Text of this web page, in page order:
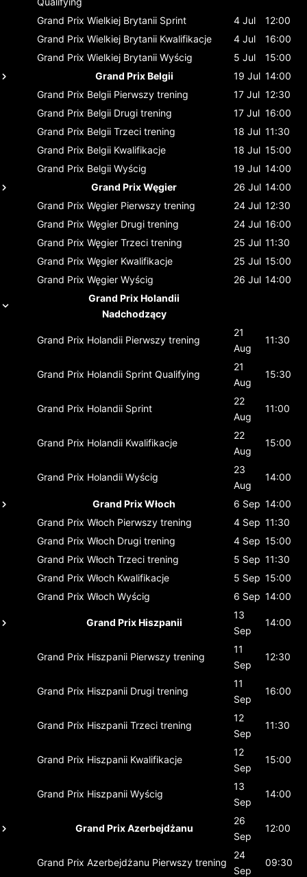
Grand Prix Wielkiej Brytanii Sprint 4 Jul
12:00
Grand Prix Wielkiej Brytanii Kwalifikacje 4 Jul
16:00
Grand Prix Wielkiej Brytanii Wyścig 5 Jul
15:00
Grand Prix Belgii
19 Jul 14:00
Grand Prix Belgii Pierwszy trening 17 Jul 12:30
Grand Prix Belgii Drugi trening 17 Jul 16:00
Grand Prix Belgii Trzeci trening 18 Jul 11:30
Grand Prix Belgii Kwalifikacje 18 Jul 15:00
Grand Prix Belgii Wyścig 19 Jul 14:00
Grand Prix Węgier
26 Jul 14:00
Grand Prix Węgier Pierwszy trening 24 Jul 12:30
Grand Prix Węgier Drugi trening 24 Jul 16:00
Grand Prix Węgier Trzeci trening 25 Jul 11:30
Grand Prix Węgier Kwalifikacje 25 Jul 15:00
Grand Prix Węgier Wyścig 26 Jul 14:00
Grand Prix Holandii
Nadchodzący
Grand Prix Holandii Pierwszy trening
21
Aug
11:30
Grand Prix Holandii Sprint Qualifying
21
Aug
15:30
Grand Prix Holandii Sprint
22
Aug
11:00
Grand Prix Holandii Kwalifikacje
22
Aug
15:00
Grand Prix Holandii Wyścig
23
Aug
14:00
Grand Prix Włoch 6 Sep 14:00
Grand Prix Włoch Pierwszy trening 4 Sep 11:30
Grand Prix Włoch Drugi trening 4 Sep 15:00
Grand Prix Włoch Trzeci trening 5 Sep 11:30
Grand Prix Włoch Kwalifikacje 5 Sep 15:00
Grand Prix Włoch Wyścig 6 Sep 14:00
Grand Prix Hiszpanii
13
Sep
14:00
Grand Prix Hiszpanii Pierwszy trening
11
Sep
12:30
Grand Prix Hiszpanii Drugi trening
11
Sep
16:00
Grand Prix Hiszpanii Trzeci trening
12
Sep
11:30
Grand Prix Hiszpanii Kwalifikacje
12
Sep
15:00
Grand Prix Hiszpanii Wyścig
13
Sep
14:00
Grand Prix Azerbejdżanu
26
Sep
12:00
Grand Prix Azerbejdżanu Pierwszy trening
24
Sep
09:30